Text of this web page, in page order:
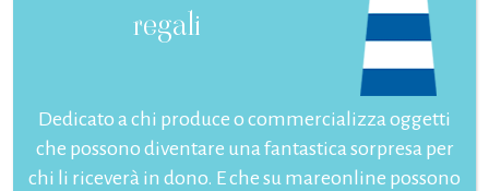
regali
Dedicato a chi produce o commercializza oggetti
che possono diventare una fantastica sorpresa per
chi li riceverà in dono. E che su mareonline possono